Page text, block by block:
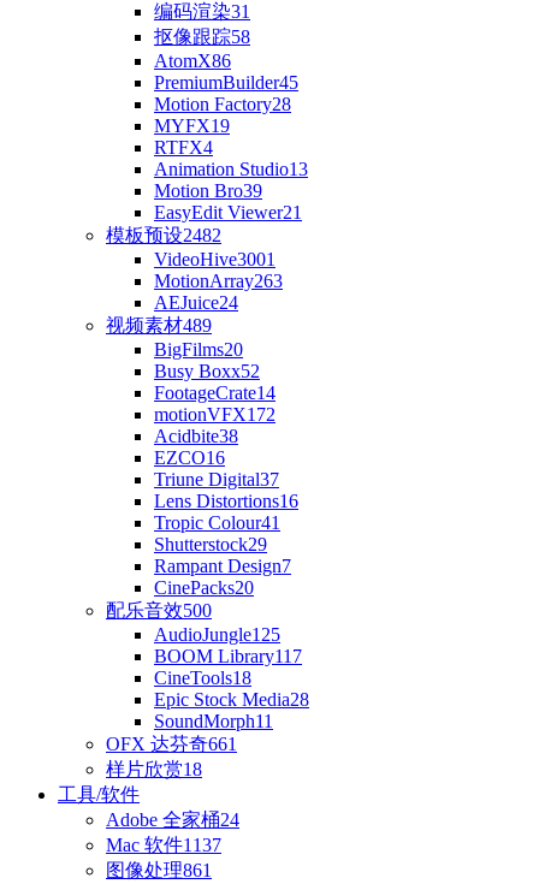
编码渲染31
抠像跟踪58
AtomX86
PremiumBuilder45
Motion Factory28
MYFX19
RTFX4
Animation Studio13
Motion Bro39
EasyEdit Viewer21
模板预设2482
VideoHive3001
MotionArray263
AEJuice24
视频素材489
BigFilms20
Busy Boxx52
FootageCrate14
motionVFX172
Acidbite38
EZCO16
Triune Digital37
Lens Distortions16
Tropic Colour41
Shutterstock29
Rampant Design7
CinePacks20
配乐音效500
AudioJungle125
BOOM Library117
CineTools18
Epic Stock Media28
SoundMorph11
OFX 达芬奇661
样片欣赏18
工具/软件
Adobe 全家桶24
Mac 软件1137
图像处理861